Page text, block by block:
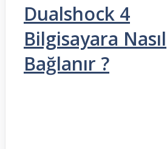
Dualshock 4
Bilgisayara Nasıl
Bağlanır ?